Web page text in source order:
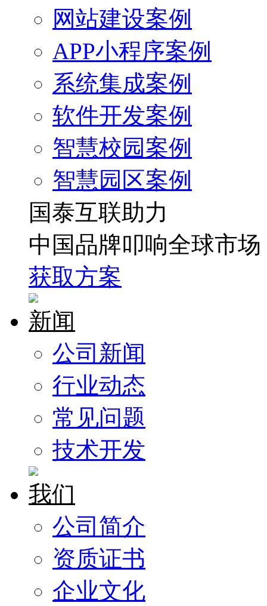
网站建设案例
APP小程序案例
系统集成案例
软件开发案例
智慧校园案例
智慧园区案例
国泰互联助力
中国品牌叩响全球市场
获取方案
新闻
公司新闻
行业动态
常见问题
技术开发
我们
公司简介
资质证书
企业文化